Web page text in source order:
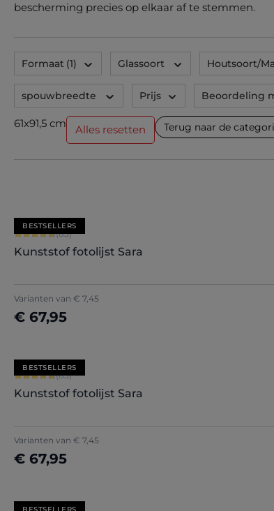
bescherming precies op elkaar af te stemmen.
Formaat (1) Glassoort Houtsoort/
spouwbreedte Prijs Beoordeling
61x91,5 cm Alles resetten Terug naar de
BESTSELLERS
Gemiddelde waardering van 4.71 van 5 sterren
(85)
Kunststof fotolijst Sara
Varianten van € 7,45
€ 67,95
Nu configureren
BESTSELLERS
Gemiddelde waardering van 4.71 van 5 sterren
(85)
Kunststof fotolijst Sara
Varianten van € 7,45
€ 67,95
Nu configureren